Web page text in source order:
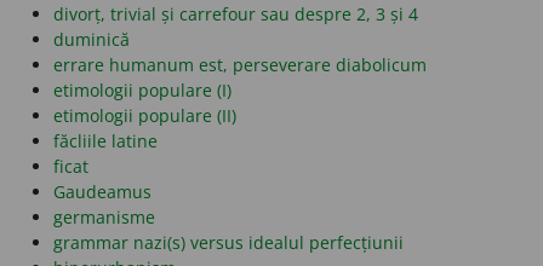
divorț, trivial și carrefour sau despre 2, 3 și 4
duminică
errare humanum est, perseverare diabolicum
etimologii populare (I)
etimologii populare (II)
făcliile latine
ficat
Gaudeamus
germanisme
grammar nazi(s) versus idealul perfecțiunii